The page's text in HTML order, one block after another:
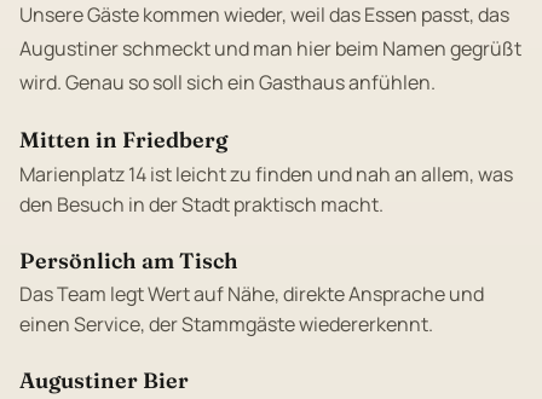
Unsere Gäste kommen wieder, weil das Essen passt, das
Augustiner schmeckt und man hier beim Namen gegrüßt
wird. Genau so soll sich ein Gasthaus anfühlen.
Mitten in Friedberg
Marienplatz 14 ist leicht zu finden und nah an allem, was
den Besuch in der Stadt praktisch macht.
Persönlich am Tisch
Das Team legt Wert auf Nähe, direkte Ansprache und
einen Service, der Stammgäste wiedererkennt.
Augustiner Bier